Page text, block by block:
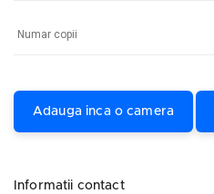
Adauga inca o camera
Informatii contact